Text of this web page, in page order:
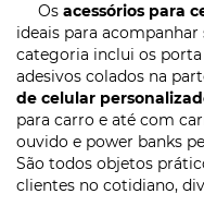
Os acessórios para
ideais para acompanhar
categoria inclui os porta
adesivos colados na
de celular
para carro e até com
ouvido e power banks
São todos objetos
clientes no cotidiano,